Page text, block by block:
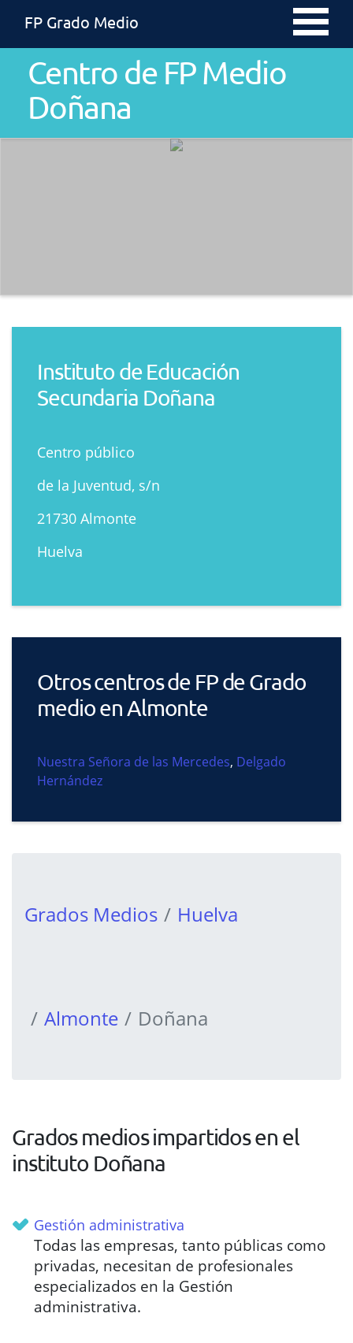
FP Grado Medio
Centro de FP Medio
Doñana
Instituto de Educación
Secundaria Doñana
Centro público
de la Juventud, s/n
21730 Almonte
Huelva
Otros centros de FP de Grado
medio en Almonte
Nuestra Señora de las Mercedes, Delgado
Hernández
Grados Medios Huelva
Almonte Doñana
Grados medios impartidos en el
instituto Doñana
Gestión administrativa
Todas las empresas, tanto públicas como
privadas, necesitan de profesionales
especializados en la Gestión
administrativa.